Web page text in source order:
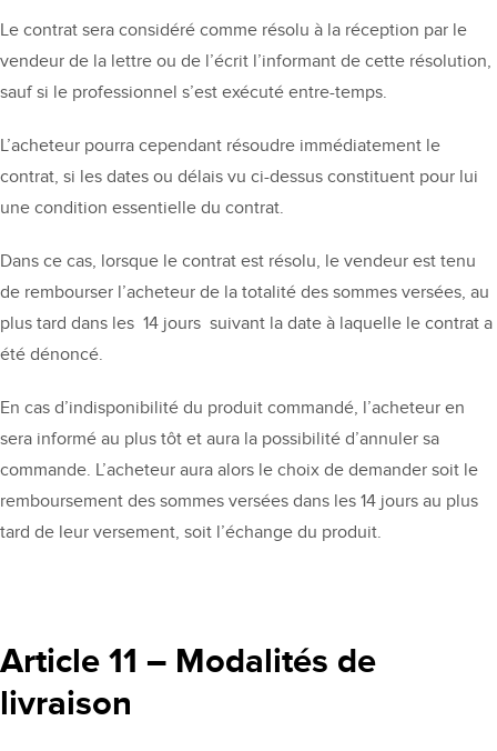
Le contrat sera considéré comme résolu à la réception par le
vendeur de la lettre ou de l’écrit l’informant de cette résolution,
sauf si le professionnel s’est exécuté entre-temps.
L’acheteur pourra cependant résoudre immédiatement le
contrat, si les dates ou délais vu ci-dessus constituent pour lui
une condition essentielle du contrat.
Dans ce cas, lorsque le contrat est résolu, le vendeur est tenu
de rembourser l’acheteur de la totalité des sommes versées, au
plus tard dans les 14 jours suivant la date à laquelle le contrat a
été dénoncé.
En cas d’indisponibilité du produit commandé, l’acheteur en
sera informé au plus tôt et aura la possibilité d’annuler sa
commande. L’acheteur aura alors le choix de demander soit le
remboursement des sommes versées dans les 14 jours au plus
tard de leur versement, soit l’échange du produit.
Article 11 – Modalités de
livraison